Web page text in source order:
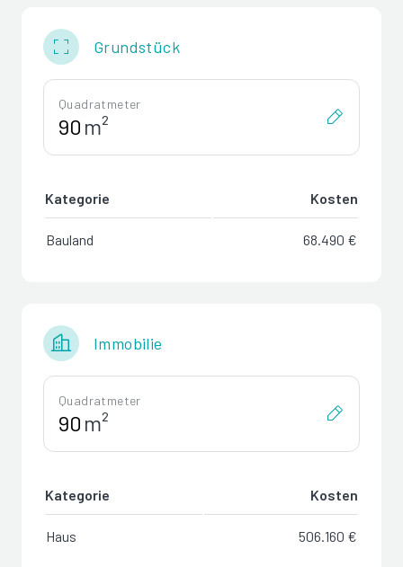
Grundstück
Quadratmeter
m²
Kategorie Kosten
Bauland 68.490 €
Immobilie
Quadratmeter
m²
Kategorie Kosten
Haus 506.160 €